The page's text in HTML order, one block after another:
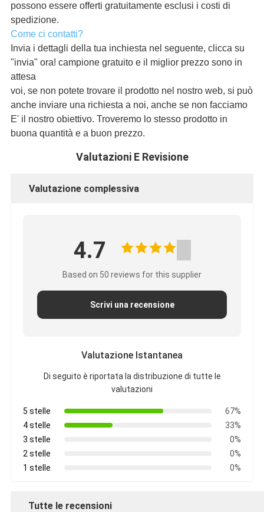
possono essere offerti gratuitamente esclusi i costi di
spedizione.
Come ci contatti?
Invia i dettagli della tua inchiesta nel seguente, clicca su
"invia" ora! campione gratuito e il miglior prezzo sono in
attesa
voi, se non potete trovare il prodotto nel nostro web, si può
anche inviare una richiesta a noi, anche se non facciamo
E' il nostro obiettivo. Troveremo lo stesso prodotto in
buona quantità e a buon prezzo.
Valutazioni E Revisione
Valutazione complessiva
4.7
Based on 50 reviews for this supplier
Scrivi una recensione
Valutazione Istantanea
Di seguito è riportata la distribuzione di tutte le
valutazioni
5 stelle
67%
4 stelle
33%
3 stelle
0%
2 stelle
0%
1 stelle
0%
Tutte le recensioni